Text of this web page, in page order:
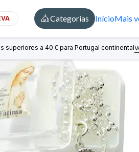
Categorias InícioMais
superiores a 40 € para Portugal continental